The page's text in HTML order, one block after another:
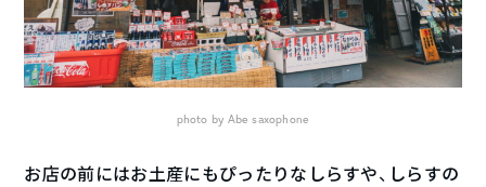
photo by Abe saxophone
お店の前にはお土産にもぴったりなしらすや、しらすの